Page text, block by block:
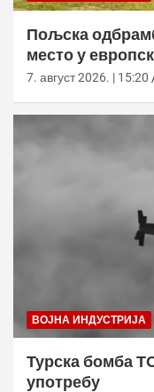
Пољска
место у
7. август 2026. | 15:20
ВОЈНА ИНДУСТРИЈА
Турска бомба
употребу